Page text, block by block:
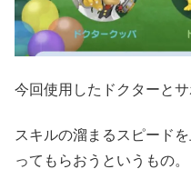
今回使用したドクターと
スキルの溜まるスピード
ってもらおうというもの。